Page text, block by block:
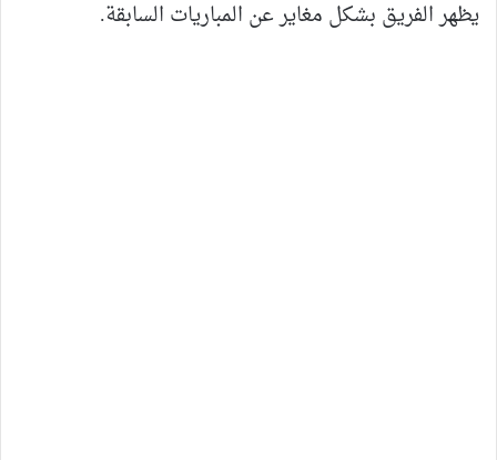
يظهر الفريق بشكل مغاير عن المباريات السابقة.